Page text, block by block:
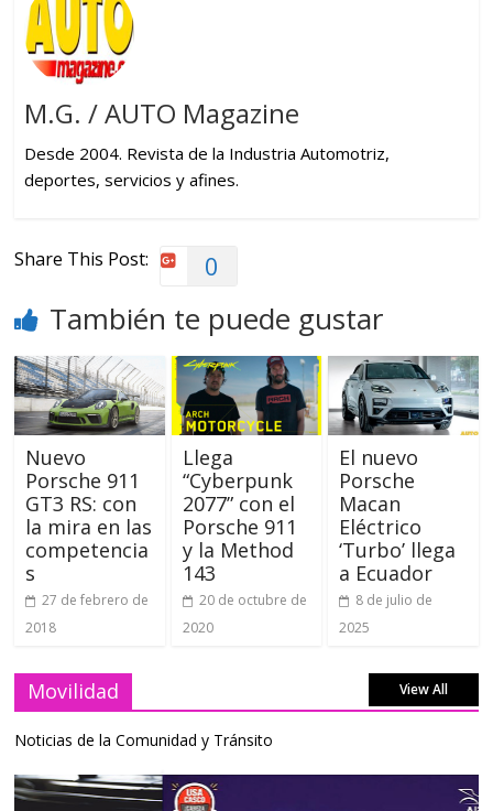
M.G. / AUTO Magazine
Desde 2004. Revista de la Industria Automotriz,
deportes, servicios y afines.
Share This Post: 0
También te puede gustar
Nuevo
Porsche 911
GT3 RS: con
la mira en las
competencia
s
27 de febrero de
2018
Llega
“Cyberpunk
2077” con el
Porsche 911
y la Method
143
20 de octubre de
2020
El nuevo
Porsche
Macan
Eléctrico
‘Turbo’ llega
a Ecuador
8 de julio de
2025
Movilidad View All
Noticias de la Comunidad y Tránsito